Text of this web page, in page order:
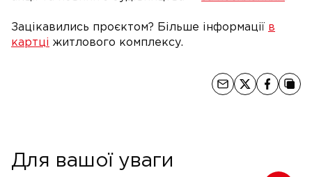
Зацікавились проєктом? Більше інформації в
картці житлового комплексу.
Для вашої уваги